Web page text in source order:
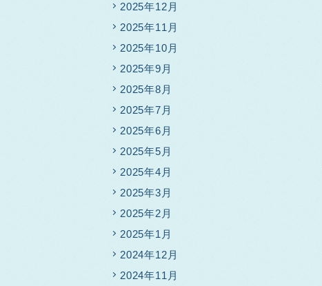
2025年12月
2025年11月
2025年10月
2025年9月
2025年8月
2025年7月
2025年6月
2025年5月
2025年4月
2025年3月
2025年2月
2025年1月
2024年12月
2024年11月